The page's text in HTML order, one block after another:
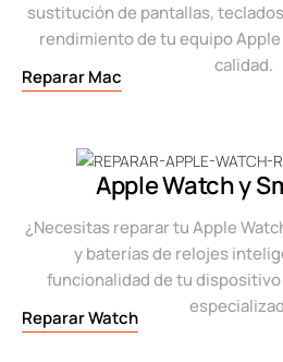
sustitución de pantallas,
rendimiento de tu equipo
calidad.
Reparar Mac
Apple Watch y
¿Necesitas reparar tu Apple
y baterías de relojes
funcionalidad de tu
Reparar Watch